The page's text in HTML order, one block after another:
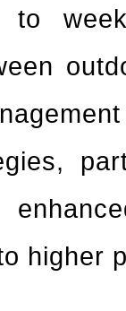
to
higher